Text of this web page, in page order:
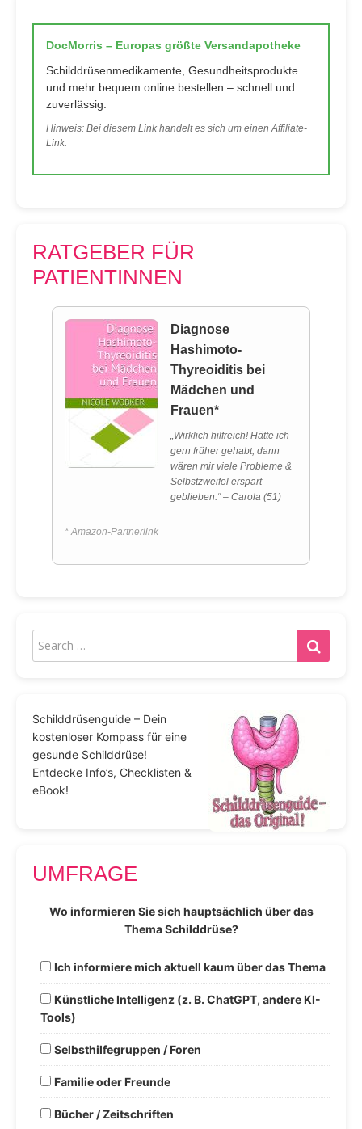
DocMorris – Europas größte Versandapotheke
Schilddrüsenmedikamente, Gesundheitsprodukte
und mehr bequem online bestellen – schnell und
zuverlässig.
Hinweis: Bei diesem Link handelt es sich um einen Affiliate-
Link.
RATGEBER FÜR
PATIENTINNEN
Diagnose
Hashimoto-
Thyreoiditis bei
Mädchen und
Frauen*
„Wirklich hilfreich! Hätte ich
gern früher gehabt, dann
wären mir viele Probleme &
Selbstzweifel erspart
geblieben.“ – Carola (51)
* Amazon-Partnerlink
Schilddrüsenguide – Dein
kostenloser Kompass für eine
gesunde Schilddrüse!
Entdecke Info’s, Checklisten &
eBook!
UMFRAGE
Wo informieren Sie sich hauptsächlich über das
Thema Schilddrüse?
Ich informiere mich aktuell kaum über das Thema
Künstliche Intelligenz (z. B. ChatGPT, andere KI-
Tools)
Selbsthilfegruppen / Foren
Familie oder Freunde
Bücher / Zeitschriften